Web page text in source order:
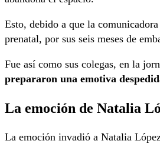
Esto, debido a que la
prenatal, por sus seis meses de
Fue así como sus colegas, en la
prepararon una emotiva
La emoción de Natalia
La emoción invadió a Natalia